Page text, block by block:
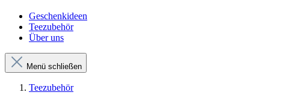
Geschenkideen
Teezubehör
Über uns
Menü schließen
Teezubehör